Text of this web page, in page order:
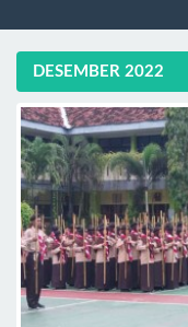
DESEMBER 2022